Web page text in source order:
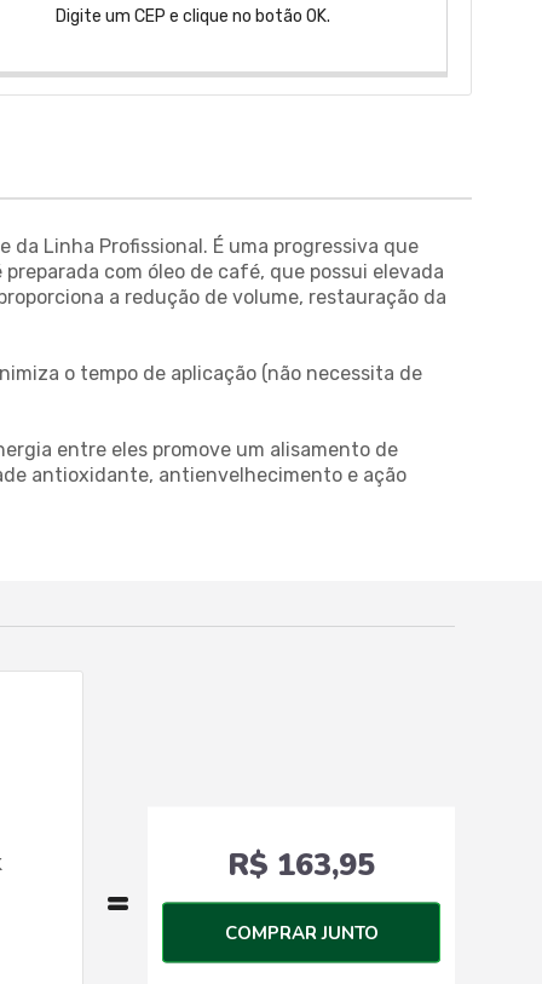
Digite um CEP e clique no botão OK.
da Linha Profissional. É uma progressiva que
com óleo de café, que possui elevada
a redução de volume, restauração da
o tempo de aplicação (não necessita de
entre eles promove um alisamento de
antioxidante, antienvelhecimento e ação
R$ 163,95
COMPRAR JUNTO